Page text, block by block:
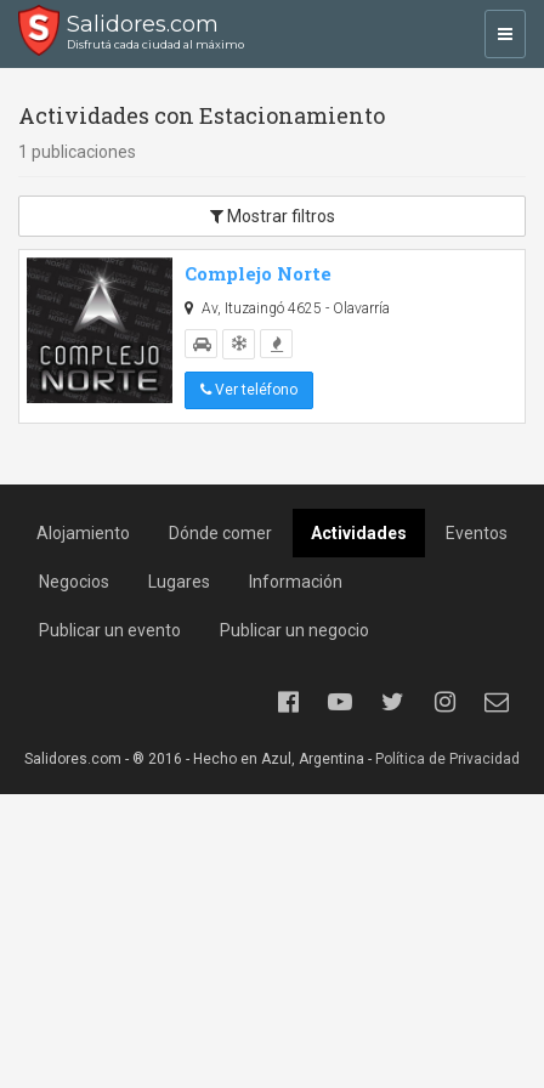
Salidores.com
Disfrutá cada ciudad al máximo
Actividades con Estacionamiento
1 publicaciones
Mostrar filtros
Complejo Norte
Av, Ituzaingó 4625 - Olavarría
Ver teléfono
Alojamiento Dónde comer Actividades Eventos
Negocios Lugares Información
Publicar un evento Publicar un negocio
Salidores.com - ® 2016 - Hecho en Azul, Argentina - Política de Privacidad